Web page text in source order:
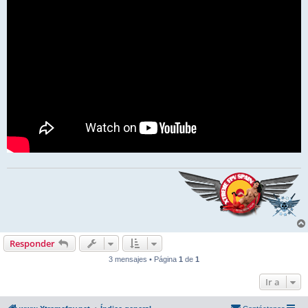
Responder
3 mensajes • Página 1 de 1
Ir a